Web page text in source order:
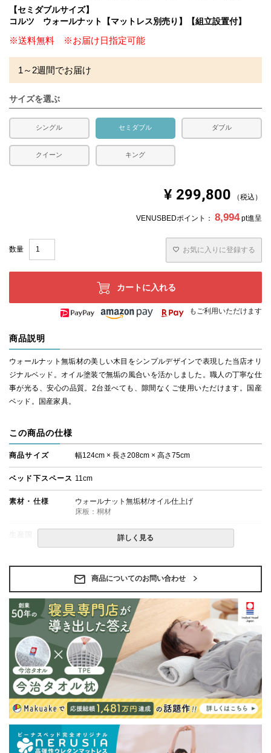
【セミダブルサイズ】
コルツ ウォールナット【マットレス別売り】【組立設置付】
※送料無料 ※お届け日指定可能
1～2週間でお届け
サイズを選ぶ
シングル セミダブル ダブル
クイーン キング
¥ 299,800 税込
VENUSBEDポイント： 8,994 pt進呈
お気に入りに登録する
カートに入れる
もご利用いただけます
商品説明
ウォールナット無垢材の美しい木目をシンプルデザインで表現した当店オリ
ジナルベッド。オイル塗装で無垢の風合いを活かしました。職人の丁寧な仕
事が光る、安心の品質。2台並べても、隙間なくご使用いただけます。国産
ベッド。国産家具。
この商品の仕様
商品サイズ 幅124cm × 長さ208cm × 高さ75cm
ベッド下スペース 11cm
素材・仕様
ウォールナット無垢材/オイル仕上げ
床板：桐材
・この商品は組み立て式です。
・ベッドフレームのみの金額です。
※北海道・沖縄・離島等一部地域へのお届けは別途送料
が発生する場合がございます。また発送予定も変更にな
る場合があります。
詳しく見る
商品についてのお問い合わせ